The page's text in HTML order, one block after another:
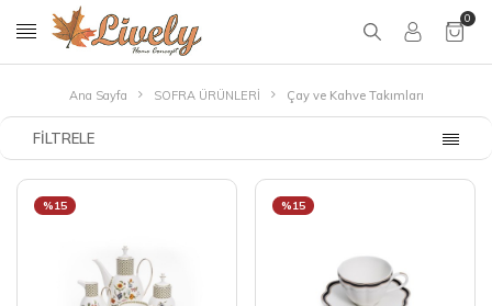
0
Ana Sayfa SOFRA ÜRÜNLERİ Çay ve Kahve Takımları
FILTRELE
%15 %15